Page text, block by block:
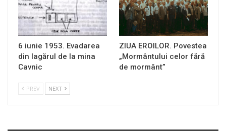
6 iunie 1953. Evadarea
din lagărul de la mina
Cavnic
ZIUA EROILOR. Povestea
„Mormântului celor fără
de mormânt”
PREV NEXT